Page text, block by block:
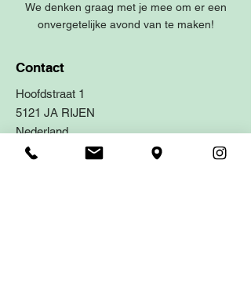
We denken graag met je mee om er een
onvergetelijke avond van te maken!
Contact
Hoofdstraat 1
5121 JA RIJEN
Nederland